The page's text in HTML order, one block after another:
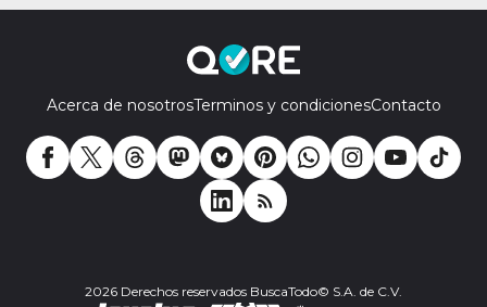
Acerca de nosotrosTerminos y condicionesContacto
2026 Derechos reservados BuscaTodo© S.A. de C.V.